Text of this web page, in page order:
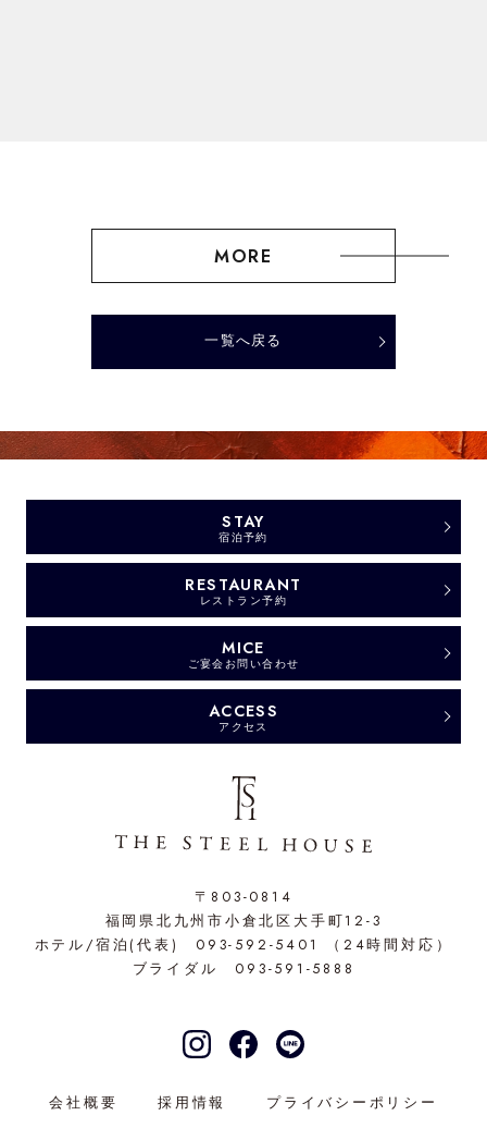
MORE
一覧へ戻る
STAY
宿泊予約
RESTAURANT
レストラン予約
MICE
ご宴会お問い合わせ
ACCESS
アクセス
〒803-0814
福岡県北九州市小倉北区大手町12-3
ホテル/宿泊(代表) 093-592-5401
（24時間対応）
ブライダル 093-591-5888
会社概要 採用情報 プライバシーポリシー